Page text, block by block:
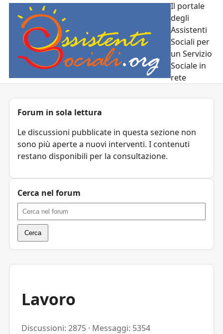
Il portale
degli
Assistenti
Sociali per
un Servizio
Sociale in
rete
Lavoro
Discussioni: 2875 · Messaggi: 5354
Forum in sola lettura
Le discussioni pubblicate in questa sezione non
sono più aperte a nuovi interventi. I contenuti
restano disponibili per la consultazione.
Cerca nel forum
Cerca